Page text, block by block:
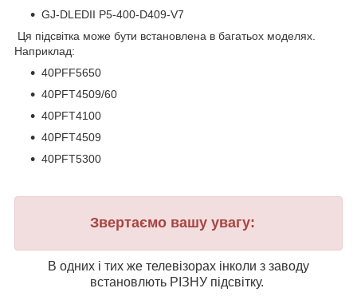
GJ-DLEDII P5-400-D409-V7
Ця підсвітка може бути встановлена в багатьох моделях.
Наприклад:
40PFF5650
40PFT4509/60
40PFT4100
40PFT4509
40PFT5300
Звертаємо вашу увагу:
В одних і тих же телевізорах інколи з заводу
встановлють РІЗНУ підсвітку.